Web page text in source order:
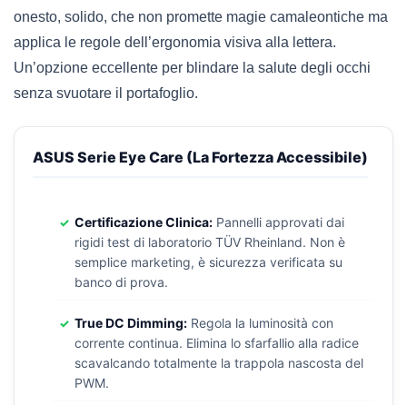
onesto, solido, che non promette magie camaleontiche ma
applica le regole dell’ergonomia visiva alla lettera.
Un’opzione eccellente per blindare la salute degli occhi
senza svuotare il portafoglio.
ASUS Serie Eye Care (La Fortezza Accessibile)
Certificazione Clinica: Pannelli approvati dai
rigidi test di laboratorio TÜV Rheinland. Non è
semplice marketing, è sicurezza verificata su
banco di prova.
True DC Dimming: Regola la luminosità con
corrente continua. Elimina lo sfarfallio alla radice
scavalcando totalmente la trappola nascosta del
PWM.